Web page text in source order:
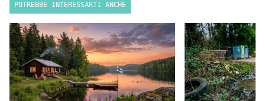
POTREBBE INTERESSARTI ANCHE